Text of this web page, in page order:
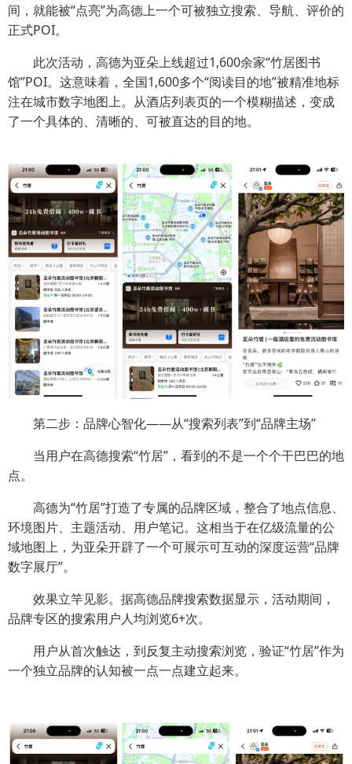
间，就能被“点亮”为高德上一个可被独立搜索、导航、评价的
正式POI。
此次活动，高德为亚朵上线超过1,600余家“竹居图书
馆”POI。这意味着，全国1,600多个“阅读目的地”被精准地标
注在城市数字地图上。从酒店列表页的一个模糊描述，变成
了一个具体的、清晰的、可被直达的目的地。
第二步：品牌心智化——从“搜索列表”到“品牌主场”
当用户在高德搜索“竹居”，看到的不是一个个干巴巴的地
点。
高德为“竹居”打造了专属的品牌区域，整合了地点信息、
环境图片、主题活动、用户笔记。这相当于在亿级流量的公
域地图上，为亚朵开辟了一个可展示可互动的深度运营“品牌
数字展厅”。
效果立竿见影。据高德品牌搜索数据显示，活动期间，
品牌专区的搜索用户人均浏览6+次。
用户从首次触达，到反复主动搜索浏览，验证“竹居”作为
一个独立品牌的认知被一点一点建立起来。